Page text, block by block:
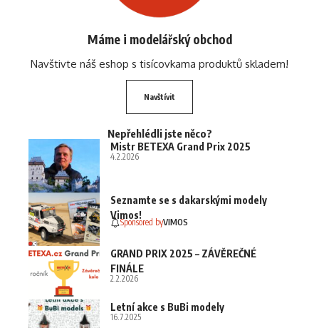
Máme i modelářský obchod
Navštivte náš eshop s tisícovkama produktů skladem!
Navštívit
Nepřehlédli jste něco?
Mistr BETEXA Grand Prix 2025
4.2.2026
Seznamte se s dakarskými modely
Vimos!
Sponsored byVIMOS
GRAND PRIX 2025 – ZÁVĚREČNÉ
FINÁLE
2.2.2026
Letní akce s BuBi modely
16.7.2025